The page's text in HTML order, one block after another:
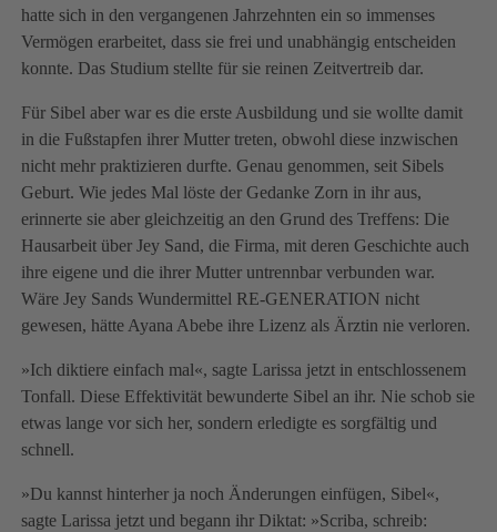
hatte sich in den vergangenen Jahrzehnten ein so immenses
Vermögen erarbeitet, dass sie frei und unabhängig entscheiden
konnte. Das Studium stellte für sie reinen Zeitvertreib dar.
Für Sibel aber war es die erste Ausbildung und sie wollte damit
in die Fußstapfen ihrer Mutter treten, obwohl diese inzwischen
nicht mehr praktizieren durfte. Genau genommen, seit Sibels
Geburt. Wie jedes Mal löste der Gedanke Zorn in ihr aus,
erinnerte sie aber gleichzeitig an den Grund des Treffens: Die
Hausarbeit über Jey Sand, die Firma, mit deren Geschichte auch
ihre eigene und die ihrer Mutter untrennbar verbunden war.
Wäre Jey Sands Wundermittel RE-GENERATION nicht
gewesen, hätte Ayana Abebe ihre Lizenz als Ärztin nie verloren.
»Ich diktiere einfach mal«, sagte Larissa jetzt in entschlossenem
Tonfall. Diese Effektivität bewunderte Sibel an ihr. Nie schob sie
etwas lange vor sich her, sondern erledigte es sorgfältig und
schnell.
»Du kannst hinterher ja noch Änderungen einfügen, Sibel«,
sagte Larissa jetzt und begann ihr Diktat: »Scriba, schreib: